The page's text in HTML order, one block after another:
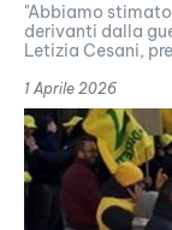
"Abbiamo
derivanti dalla
Letizia Cesani,
1 Aprile 2026